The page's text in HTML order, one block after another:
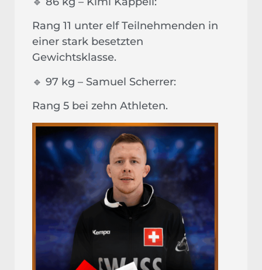
Rang 11 unter elf Teilnehmenden in
einer stark besetzten
Gewichtsklasse.
🔹 97 kg – Samuel Scherrer:
Rang 5 bei zehn Athleten.